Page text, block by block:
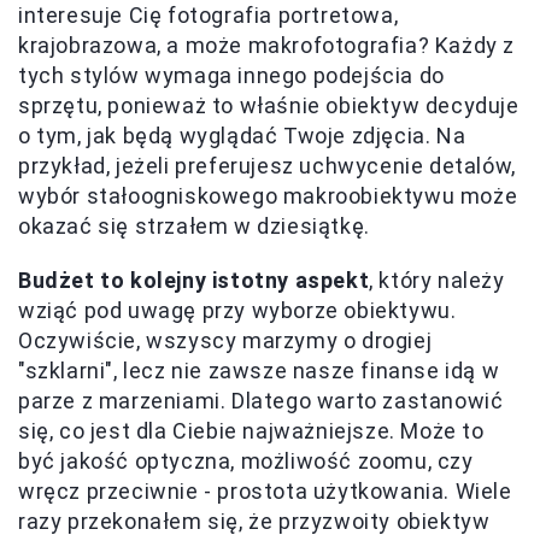
interesuje Cię fotografia portretowa,
krajobrazowa, a może makrofotografia? Każdy z
tych stylów wymaga innego podejścia do
sprzętu, ponieważ to właśnie obiektyw decyduje
o tym, jak będą wyglądać Twoje zdjęcia. Na
przykład, jeżeli preferujesz uchwycenie detalów,
wybór stałoogniskowego makroobiektywu może
okazać się strzałem w dziesiątkę.
Budżet to kolejny istotny aspekt, który należy
wziąć pod uwagę przy wyborze obiektywu.
Oczywiście, wszyscy marzymy o drogiej
"szklarni", lecz nie zawsze nasze finanse idą w
parze z marzeniami. Dlatego warto zastanowić
się, co jest dla Ciebie najważniejsze. Może to
być jakość optyczna, możliwość zoomu, czy
wręcz przeciwnie - prostota użytkowania. Wiele
razy przekonałem się, że przyzwoity obiektyw